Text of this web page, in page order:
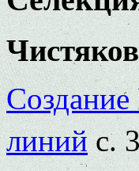
Создание
линийс.